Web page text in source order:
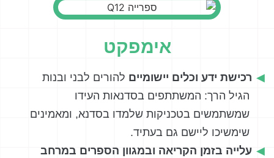
אימפקט
רכישת ידע וכלים יישומיים להורים לבני ובנות
הגיל הרך: המשתתפים בסדנאות העידו
שמשתמשים בטכניקות שלמדו בסדנא, ומאמינים
שימשיכו ליישם גם בעתיד.
עלייה בזמן הקריאה ובמגוון הספרים במרחב